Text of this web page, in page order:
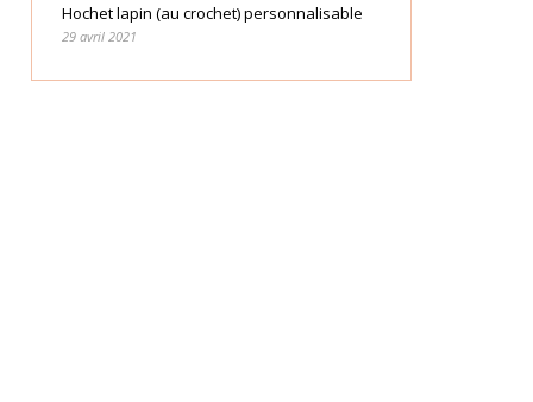
Hochet lapin (au crochet) personnalisable
29 avril 2021